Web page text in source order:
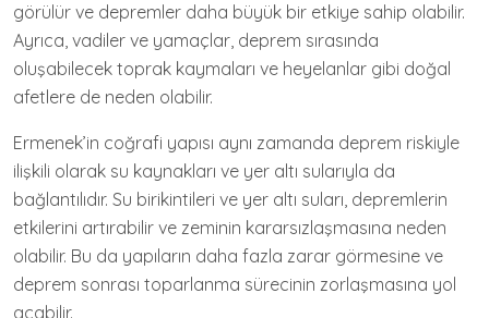
görülür ve depremler daha büyük bir etkiye sahip olabilir.
Ayrıca, vadiler ve yamaçlar, deprem sırasında
oluşabilecek toprak kaymaları ve heyelanlar gibi doğal
afetlere de neden olabilir.
Ermenek’in coğrafi yapısı aynı zamanda deprem riskiyle
ilişkili olarak su kaynakları ve yer altı sularıyla da
bağlantılıdır. Su birikintileri ve yer altı suları, depremlerin
etkilerini artırabilir ve zeminin kararsızlaşmasına neden
olabilir. Bu da yapıların daha fazla zarar görmesine ve
deprem sonrası toparlanma sürecinin zorlaşmasına yol
açabilir.